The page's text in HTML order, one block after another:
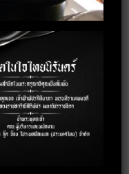
.นนทบุรี
ภาพสู่การทำงาน
านร่วมกับคนทุก
เร็จ